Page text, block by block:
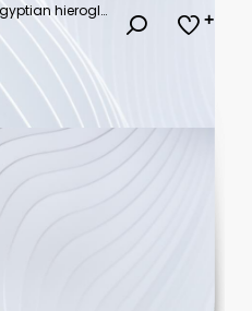
2D background with ancient Egyptian hieroglyphs and intricate patterns, hyper-realistic, sharp images, high quality